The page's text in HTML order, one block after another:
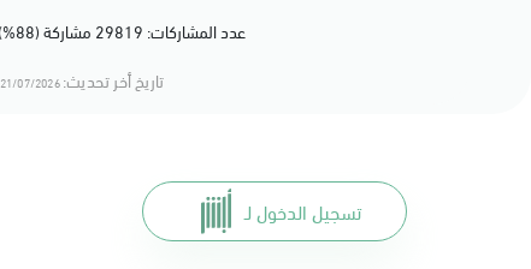
التوجه للموقع
عدد المشاركات: 29819 مشاركة (88%) أعجبهم المحتوى
تاريخ أخر تحديث:21/07/2026 18:07
تسجيل الدخول لـ